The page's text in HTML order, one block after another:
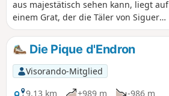
denGR®10wesentlich angenehmer.
Hinweis: Nach dem (6) bis zum
(12)verläuft die Strecke im offenen
Gelände.
aus majestätisch sehen kann, liegt auf
einem Grat, der die Täler von Siguer
und Vicdessos trennt. Herrlicher
Aussichtspunkt mit 360°-Panorama auf
alle großen Gipfel der Umgebung und
darunter auf die Seen Étangs de
d'Izourt und Gnioure.
Die Pique d'Endron
Visorando-Mitglied
9,13 km
+989 m
-986 m